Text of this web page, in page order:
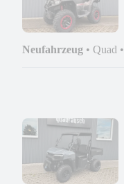
Neufahrzeug • Quad •